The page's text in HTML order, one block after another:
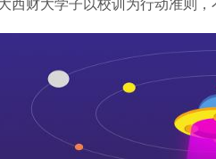
西财大学子以校训为行动准则